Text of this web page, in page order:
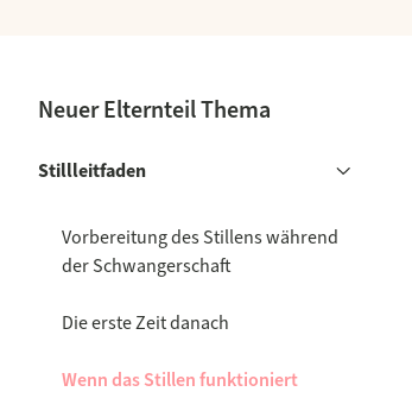
Neuer Elternteil Thema
Stillleitfaden
Vorbereitung des Stillens während
der Schwangerschaft
Die erste Zeit danach
Wenn das Stillen funktioniert